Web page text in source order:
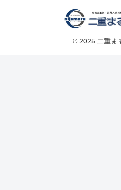
© 2025 二重ま